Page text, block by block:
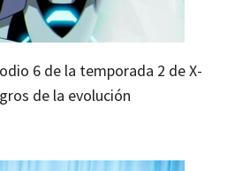
6 de la temporada 2 de X-
de la evolución